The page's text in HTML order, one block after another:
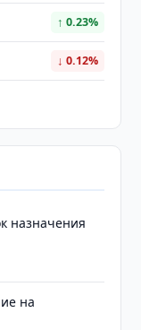
↑ 0.23%
↓ 0.12%
назначения
на